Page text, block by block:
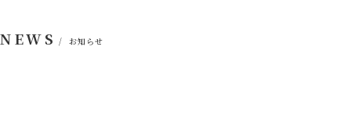
NEWS / お知らせ